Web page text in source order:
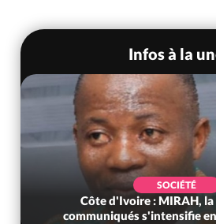
Infos à la
SOCIÉTÉ
Côte d'Ivoire : MIRAH, la
communiqués s'intensifie